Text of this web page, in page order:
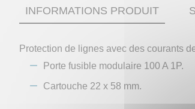
INFORMATIONS PRODUIT
Protection de lignes avec des courants
Porte fusible modulaire 100 A 1P.
Cartouche 22 x 58 mm.